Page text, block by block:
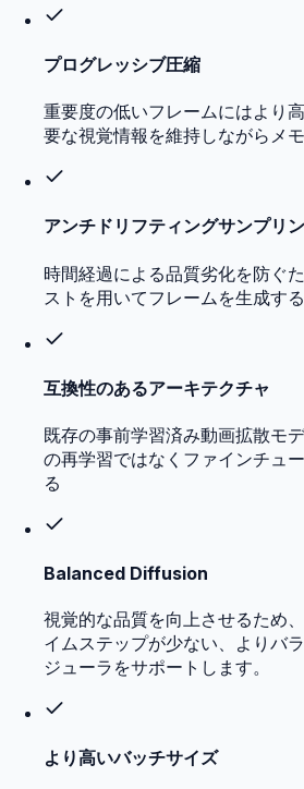
プログレッシブ圧縮
重要度の低いフレームにはより
要な視覚情報を維持しながらメ
アンチドリフティングサンプリ
時間経過による品質劣化を防ぐ
ストを用いてフレームを生成す
互換性のあるアーキテクチャ
既存の事前学習済み動画拡散モ
の再学習ではなくファインチュ
る
Balanced Diffusion
視覚的な品質を向上させるため
イムステップが少ない、よりバ
ジューラをサポートします。
より高いバッチサイズ